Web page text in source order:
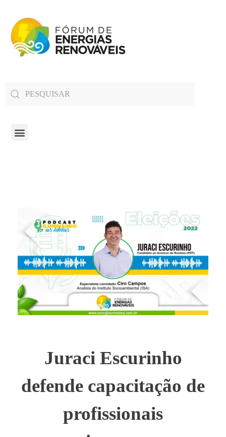
Juraci Escurinho
defende capacitação de
profissionais